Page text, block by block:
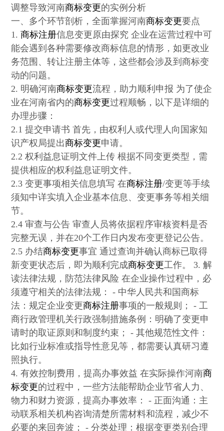
调整导致河南商标变更的实例分析
一、多个环节剖析，全面掌握河南商标变更要点
1.商标注册信息变更原由探究 企业在运营过程中可
能会遇到各种需要修改商标信息的情形，如更改业
务范围、转让注册主体等，这些都会涉及到商标变
动的问题。
2. 明确河南商标变更流程，助力顺利申报 为了使企
业在河南省内的商标变更过程顺畅，以下是详细的
办理步骤：
2.1 提交申请书 首先，由权利人或代理人向国家知
识产权局提出商标变更申请。
2.2 权利益息证明文件上传 根据不同变更类型，需
提供相应的权利益息证明文件。
2.3 变更事项相关信息填写 在商标注册/变更等手续
须知中详实填入企业基本信息、变更事务等相关细
节。
2.4 审查与公告 审查人员将依据程序审核资料是否
完整无误，并在20个工作日内发布变更登记公告。
2.5 办结商标变更事宜 通过查询并确认商标已取得
新变更状态后，即为顺利完成商标变更工作。 3. 解
读法律法规，防范法律风险 在企业操作过程中，必
须遵守相关的法律法规： - 中华人民共和国商标
法：规定企业变更商标注册事项的一般规则； - 工
商行政管理机关行政强制措施条例：明确了变更申
请时的取证原则和制度约束； - 其他规范性文件：
比如行业标准或指导性意见等，都需要认真研习遵
照执行。
4. 有效控制费用，提高办事效益 在实际操作河南商
标变更的过程中，一些方法能帮助企业节省人力、
物力和财力资源，提高办事效率： - 正面沟通：主
动联系相关机构咨询清楚所需材料和流程，减少不
必要的来回奔波； - 分类处理：根据变更类别合理